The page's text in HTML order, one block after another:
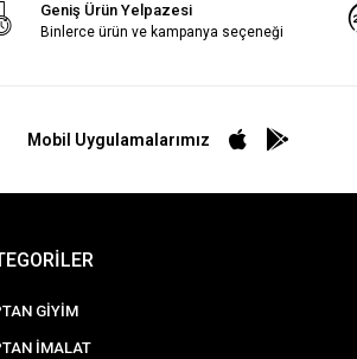
Geniş Ürün Yelpazesi
Binlerce ürün ve kampanya seçeneği
Mobil Uygulamalarımız
GİYİM
İMALAT